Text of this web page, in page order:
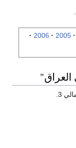
2005
2006